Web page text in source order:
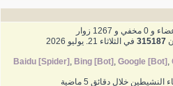
315187 في الثلاثاء 21. يوليو 2026
Baidu [Spider] , Bing [Bot] , Google [Bot] ,
خلال دقائق 5 ماضية